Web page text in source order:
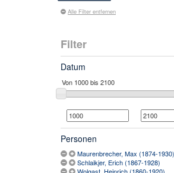
Alle Filter entfernen
Filter
Datum
Personen
Maurenbrecher, Max (1874-1930)
Schlaikjer, Erich (1867-1928)